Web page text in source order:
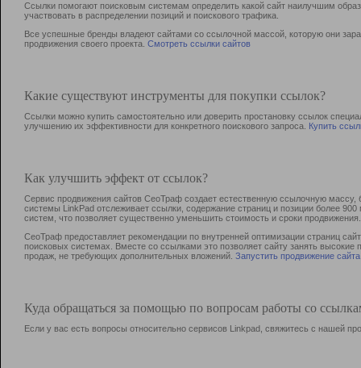
Ссылки помогают поисковым системам определить какой сайт наилучшим
участвовать в раcпределении позиций и поискового трафика.
Все успешные бренды владеют сайтами со ссылочной массой, которую они
продвижения своего проекта. Смотреть ссылки сайтов
Какие существуют инструменты для покупки ссылок?
Ссылки можно купить самостоятельно или доверить простановку ссылок
улучшению их эффективности для конкретного поискового запроса. Купить
Как улучшить эффект от ссылок?
Сервис продвижения сайтов СеоТраф создает естественную ссылочную
системы LinkPad отслеживает ссылки, содержание страниц и позиции более
систем, что позволяет существенно уменьшить стоимость и сроки продвижения.
СеоТраф предоставляет рекомендации по внутренней оптимизации страниц
поисковых системах. Вместе со ссылками это позволяет сайту занять
продаж, не требующих дополнительных вложений. Запустить продвижение сайта
Куда обращаться за помощью по вопросам работы со
Если у вас есть вопросы относительно сервисов Linkpad, свяжитесь с нашей